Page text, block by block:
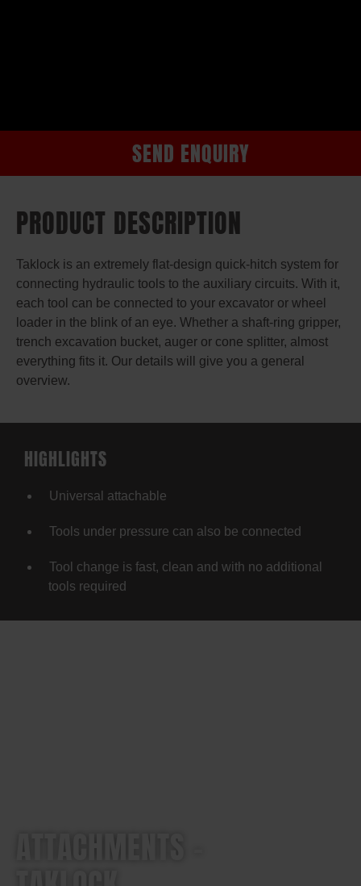
SEND ENQUIRY
PRODUCT DESCRIPTION
Taklock is an extremely flat-design quick-hitch system for
connecting hydraulic tools to the auxiliary circuits. With it,
each tool can be connected to your excavator or wheel
loader in the blink of an eye. Whether a shaft-ring gripper,
trench excavation bucket, auger or cone splitter, almost
everything fits it. Our details will give you a general
overview.
HIGHLIGHTS
Universal attachable
Tools under pressure can also be connected
Tool change is fast, clean and with no additional
tools required